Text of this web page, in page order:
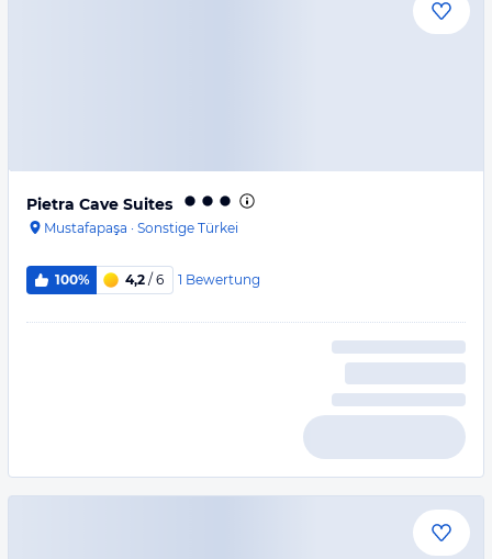
Pietra Cave Suites
Mustafapaşa · Sonstige Türkei
100% 4,2 / 6 1 Bewertung